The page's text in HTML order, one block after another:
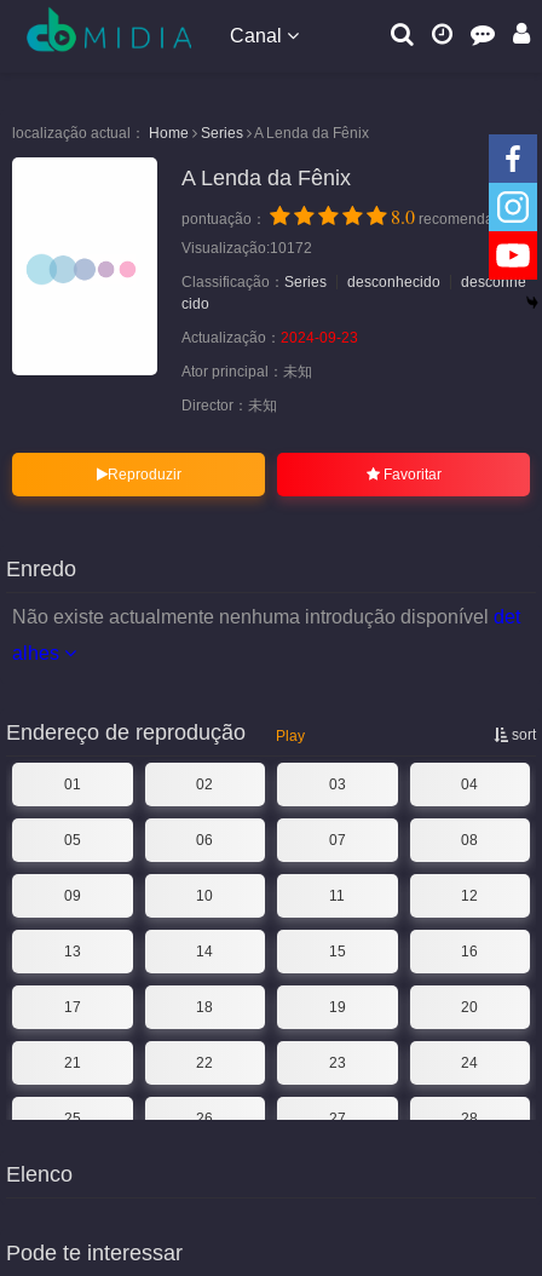
Canal
localização actual： Home Series A Lenda da Fênix
A Lenda da Fênix
pontuação： 8.0 recomendação
Visualização:10172
Classificação： Series desconhecido
desconhe
cido
Actualização： 2024-09-23
Ator principal： 未知
Director： 未知
Reproduzir Favoritar
Enredo
Não existe actualmente nenhuma introdução disponível det
alhes
sort
Endereço de reprodução Play
01 02 03 04
05 06 07 08
09 10 11 12
13 14 15 16
17 18 19 20
21 22 23 24
25 26 27 28
29
Elenco
Pode te interessar